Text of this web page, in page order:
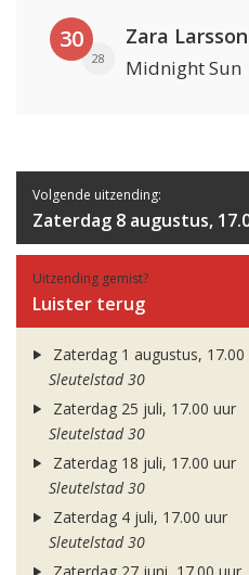
30
28
Zara Larsson
Midnight Sun
Volgende uitzending:
Zaterdag 8 augustus,
Uitzending gemist?
Luister terug
Zaterdag 1 augustus, 17.00
Sleutelstad 30
Zaterdag 25 juli, 17.00 uur
Sleutelstad 30
Zaterdag 18 juli, 17.00 uur
Sleutelstad 30
Zaterdag 4 juli, 17.00 uur
Sleutelstad 30